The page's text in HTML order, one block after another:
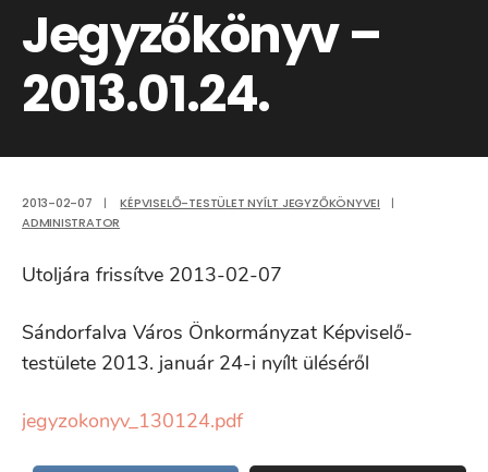
Jegyzőkönyv –
2013.01.24.
2013-02-07 | KÉPVISELŐ-TESTÜLET NYÍLT JEGYZŐKÖNYVEI
|
ADMINISTRATOR
Utoljára frissítve 2013-02-07
Sándorfalva Város Önkormányzat Képviselő-
testülete 2013. január 24-i nyílt üléséről
jegyzokonyv_130124.pdf